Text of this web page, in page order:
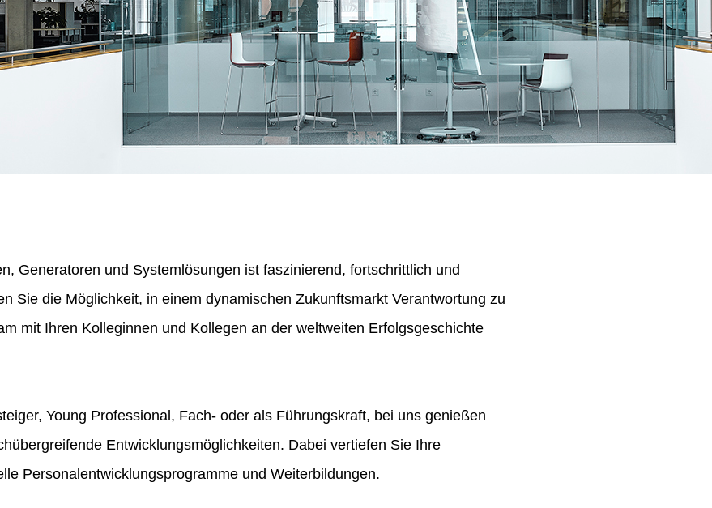
Generatoren und Systemlösungen ist faszinierend, fortschrittlich und
Sie die Möglichkeit, in einem dynamischen Zukunftsmarkt Verantwortung zu
mit Ihren Kolleginnen und Kollegen an der weltweiten Erfolgsgeschichte
Young Professional, Fach- oder als Führungskraft, bei uns genießen
Entwicklungsmöglichkeiten. Dabei vertiefen Sie Ihre
Personalentwicklungsprogramme und Weiterbildungen.